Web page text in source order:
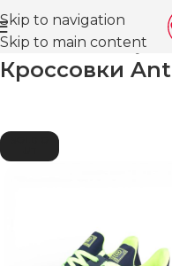
Skip to navigation
Skip to main content
Магазин Обувь
Кроссовки